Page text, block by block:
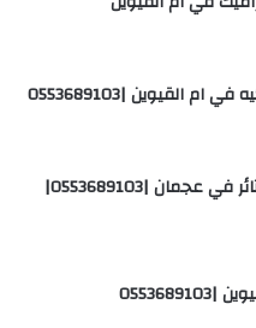
القيوين |0553689103
شركة تنظيف ستائر في عجمان |0553689103|